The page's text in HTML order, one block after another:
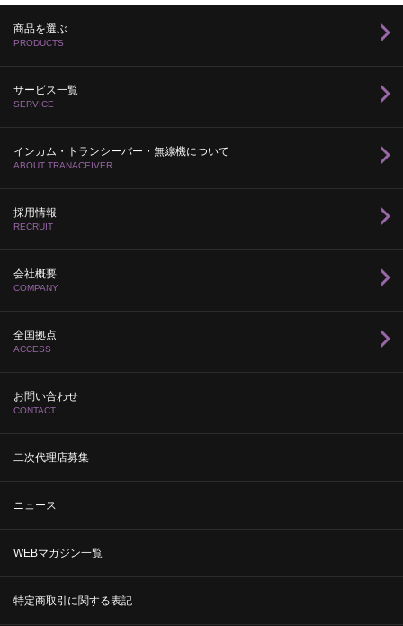
商品を選ぶ
PRODUCTS
サービス一覧
SERVICE
インカム・トランシーバー・無線機について
ABOUT TRANACEIVER
採用情報
RECRUIT
会社概要
COMPANY
全国拠点
ACCESS
お問い合わせ
CONTACT
二次代理店募集
ニュース
WEBマガジン一覧
特定商取引に関する表記